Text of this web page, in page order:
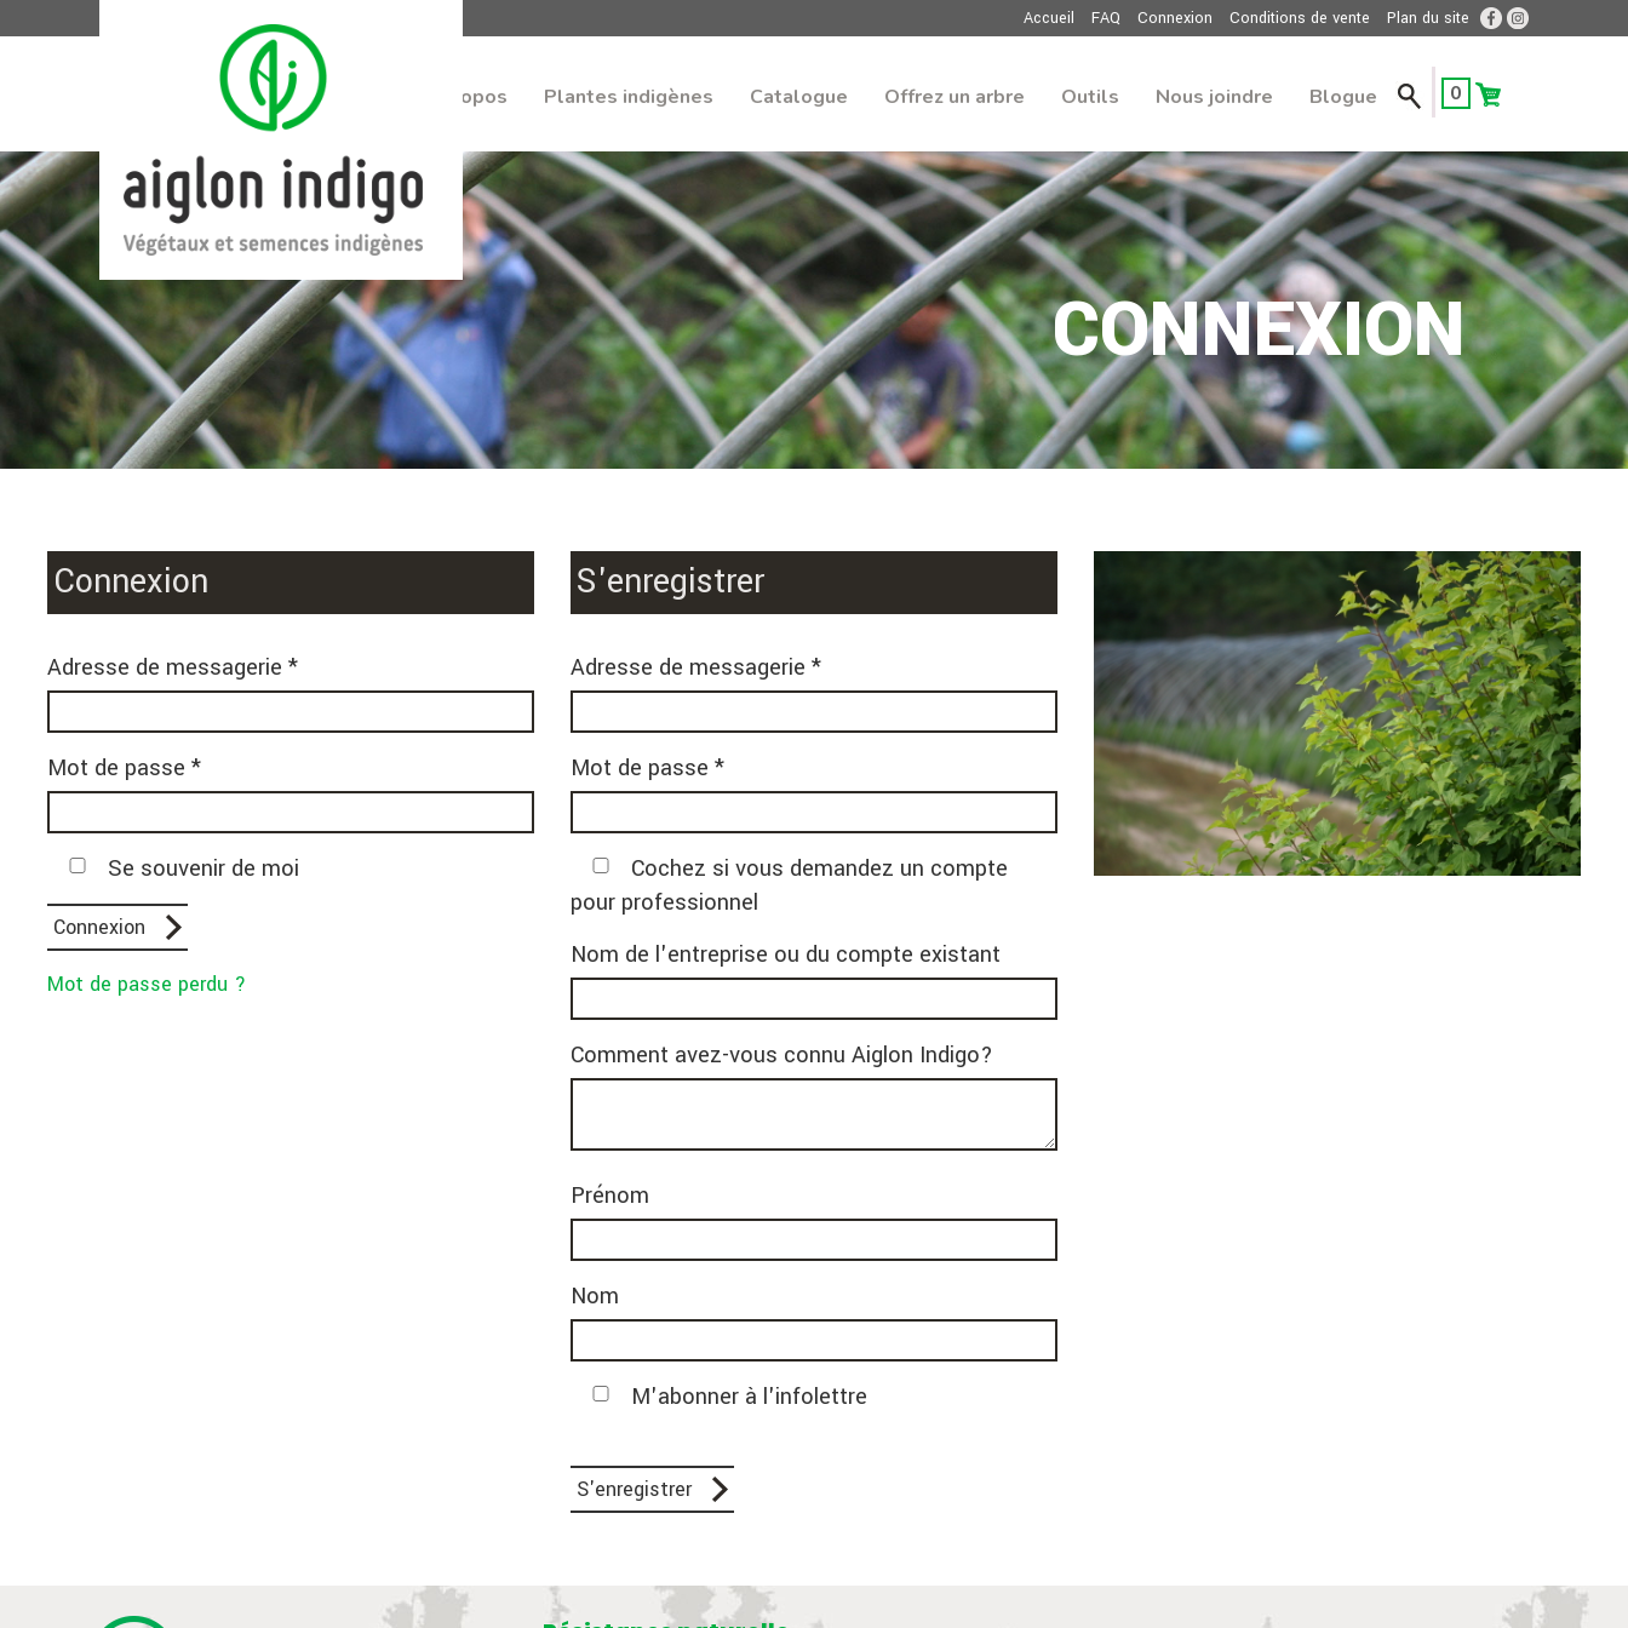
Accueil FAQ Connexion Conditions de vente Plan du site
À propos Plantes indigènes Catalogue Offrez un arbre Outils Nous joindre Blogue 0
CONNEXION
Connexion
Adresse de messagerie *
Mot de passe *
Se souvenir de moi
Mot de passe perdu ?
S'enregistrer
Adresse de messagerie *
Mot de passe *
Cochez si vous demandez un compte
pour professionnel
Nom de l'entreprise ou du compte existant
Comment avez-vous connu Aiglon Indigo?
Prénom
Nom
M'abonner à l'infolettre